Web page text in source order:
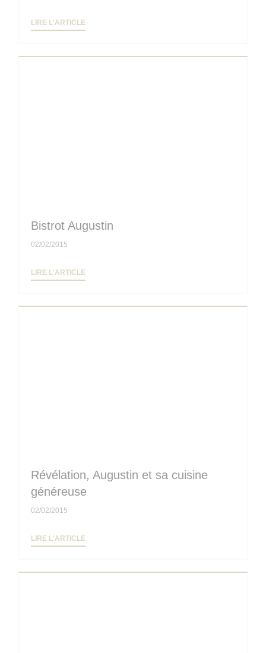
LIRE L'ARTICLE
Bistrot Augustin
02/02/2015
LIRE L'ARTICLE
Révélation, Augustin et sa cuisine
généreuse
02/02/2015
LIRE L'ARTICLE